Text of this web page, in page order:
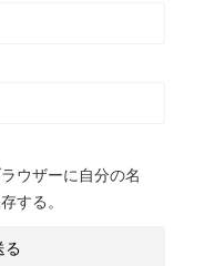
ウザーに自分の名
する。